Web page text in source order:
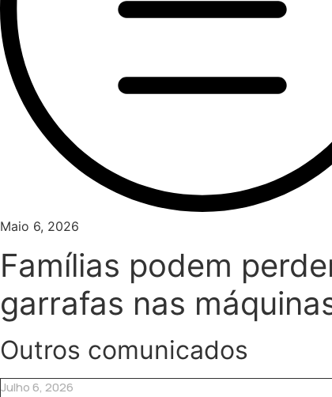
Maio 6, 2026
Famílias podem
garrafas nas
Outros comunicados
Julho 6, 2026